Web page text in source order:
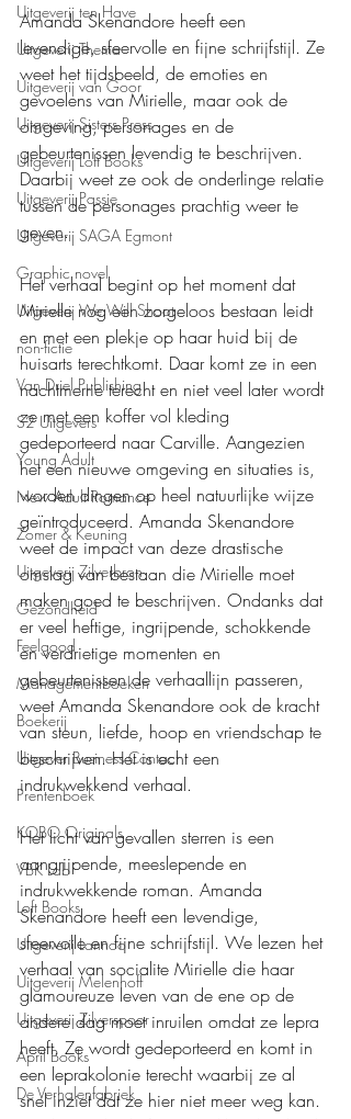
Uitgeverij ten Have
Uitgeverij Thema
Uitgeverij van Goor
Uitgeverij Sisters Press
Uitgeverij Loft Books
Uitgeverij Passie
Uitgeverij SAGA Egmont
Graphic novel
Uitgeverij We Will Shoot
non-fictie
Van Driel Publishing
S2 Uitgevers
Young Adult
New Adult Romance
Zomer & Keuning
Uitgeverij Zilverbron
Gezondheid
Feelgood
Managementboeken
Boekerij
Uitgever Business Contact
Prentenboek
KOBO Originals
VBK Lab
Loft Books
Uitgeverij Lannoo
Uitgeverij Melenhoff
Uitgeverij Zilverspoor
April Books
De Verhalenfabriek
Amanda Skenandore heeft een
levendige, sfeervolle en fijne schrijfstijl. Ze
weet het tijdsbeeld, de emoties en
gevoelens van Mirielle, maar ook de
omgeving, personages en de
gebeurtenissen levendig te beschrijven.
Daarbij weet ze ook de onderlinge relatie
tussen de personages prachtig weer te
geven.
Het verhaal begint op het moment dat
Mirielle nog een zorgeloos bestaan leidt
en met een plekje op haar huid bij de
huisarts terechtkomt. Daar komt ze in een
nachtmerrie terecht en niet veel later wordt
ze met een koffer vol kleding
gedeporteerd naar Carville. Aangezien
het een nieuwe omgeving en situaties is,
worden dingen op heel natuurlijke wijze
geïntroduceerd. Amanda Skenandore
weet de impact van deze drastische
omslag van bestaan die Mirielle moet
maken goed te beschrijven. Ondanks dat
er veel heftige, ingrijpende, schokkende
en verdrietige momenten en
gebeurtenissen de verhaallijn passeren,
weet Amanda Skenandore ook de kracht
van steun, liefde, hoop en vriendschap te
beschrijven. Het is echt een
indrukwekkend verhaal.
Het licht van gevallen sterren is een
aangrijpende, meeslepende en
indrukwekkende roman. Amanda
Skenandore heeft een levendige,
sfeervolle en fijne schrijfstijl. We lezen het
verhaal van socialite Mirielle die haar
glamoureuze leven van de ene op de
andere dag moet inruilen omdat ze lepra
heeft. Ze wordt gedeporteerd en komt in
een leprakolonie terecht waarbij ze al
snel inziet dat ze hier niet meer weg kan.